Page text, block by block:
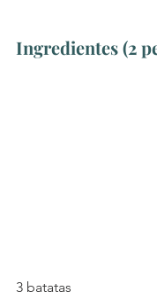
Ingredientes (2
3 batatas